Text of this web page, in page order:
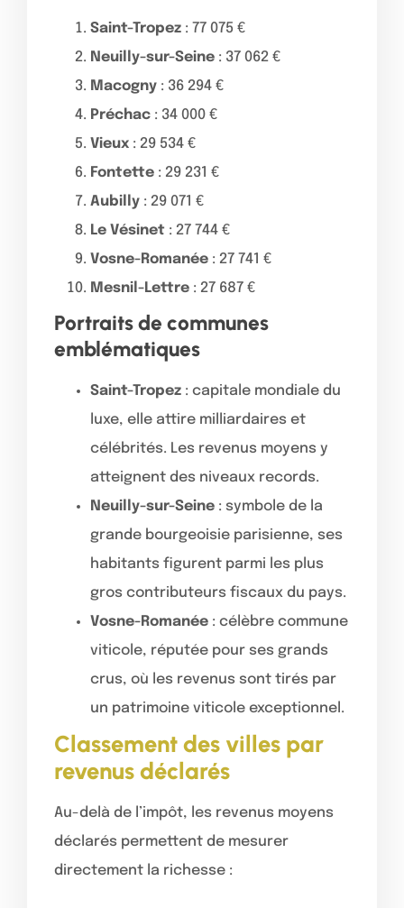
Saint-Tropez : 77 075 €
Neuilly-sur-Seine : 37 062 €
Macogny : 36 294 €
Préchac : 34 000 €
Vieux : 29 534 €
Fontette : 29 231 €
Aubilly : 29 071 €
Le Vésinet : 27 744 €
Vosne-Romanée : 27 741 €
Mesnil-Lettre : 27 687 €
Portraits de communes
emblématiques
Saint-Tropez : capitale mondiale du
luxe, elle attire milliardaires et
célébrités. Les revenus moyens y
atteignent des niveaux records.
Neuilly-sur-Seine : symbole de la
grande bourgeoisie parisienne, ses
habitants figurent parmi les plus
gros contributeurs fiscaux du pays.
Vosne-Romanée : célèbre commune
viticole, réputée pour ses grands
crus, où les revenus sont tirés par
un patrimoine viticole exceptionnel.
Classement des villes par
revenus déclarés
Au-delà de l’impôt, les revenus moyens
déclarés permettent de mesurer
directement la richesse :